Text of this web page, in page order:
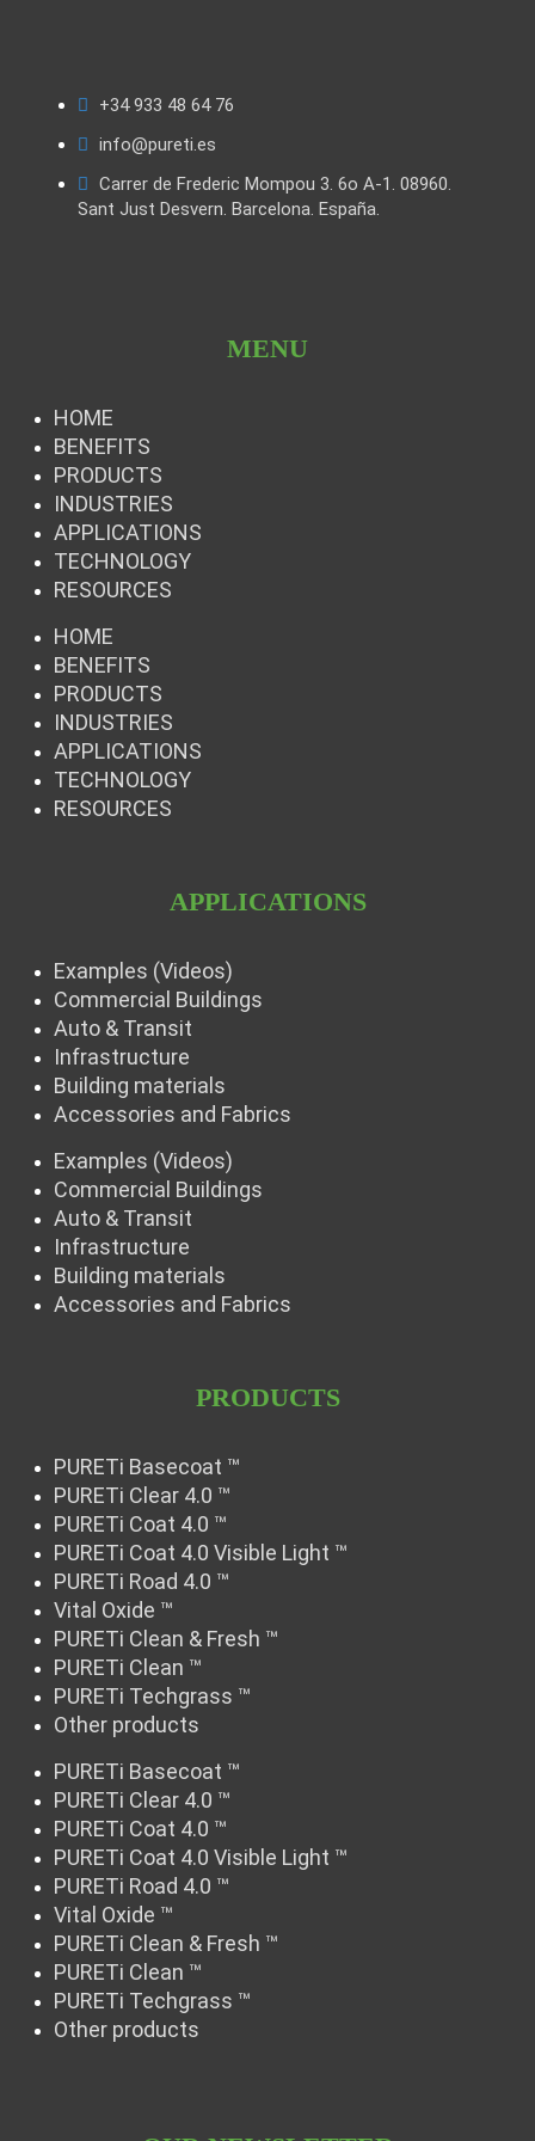
+34 933 48 64 76
info@pureti.es
Carrer de Frederic Mompou 3. 6o A-1. 08960.
Sant Just Desvern. Barcelona. España.
MENU
HOME
BENEFITS
PRODUCTS
INDUSTRIES
APPLICATIONS
TECHNOLOGY
RESOURCES
HOME
BENEFITS
PRODUCTS
INDUSTRIES
APPLICATIONS
TECHNOLOGY
RESOURCES
APPLICATIONS
Examples (Videos)
Commercial Buildings
Auto & Transit
Infrastructure
Building materials
Accessories and Fabrics
Examples (Videos)
Commercial Buildings
Auto & Transit
Infrastructure
Building materials
Accessories and Fabrics
PRODUCTS
PURETi Basecoat ™
PURETi Clear 4.0 ™
PURETi Coat 4.0 ™
PURETi Coat 4.0 Visible Light ™
PURETi Road 4.0 ™
Vital Oxide ™
PURETi Clean & Fresh ™
PURETi Clean ™
PURETi Techgrass ™
Other products
PURETi Basecoat ™
PURETi Clear 4.0 ™
PURETi Coat 4.0 ™
PURETi Coat 4.0 Visible Light ™
PURETi Road 4.0 ™
Vital Oxide ™
PURETi Clean & Fresh ™
PURETi Clean ™
PURETi Techgrass ™
Other products